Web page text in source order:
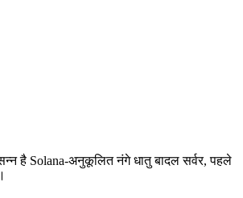
है Solana-अनुकूलित नंगे धातु बादल सर्वर, पहले